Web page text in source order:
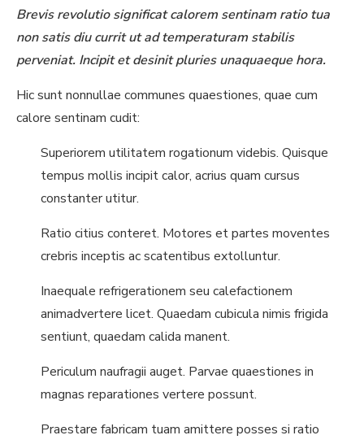
Brevis revolutio significat calorem sentinam ratio tua
non satis diu currit ut ad temperaturam stabilis
perveniat. Incipit et desinit pluries unaquaeque hora.
Hic sunt nonnullae communes quaestiones, quae cum
calore sentinam cudit:
Superiorem utilitatem rogationum videbis. Quisque
tempus mollis incipit calor, acrius quam cursus
constanter utitur.
Ratio citius conteret. Motores et partes moventes
crebris inceptis ac scatentibus extolluntur.
Inaequale refrigerationem seu calefactionem
animadvertere licet. Quaedam cubicula nimis frigida
sentiunt, quaedam calida manent.
Periculum naufragii auget. Parvae quaestiones in
magnas reparationes vertere possunt.
Praestare fabricam tuam amittere posses si ratio